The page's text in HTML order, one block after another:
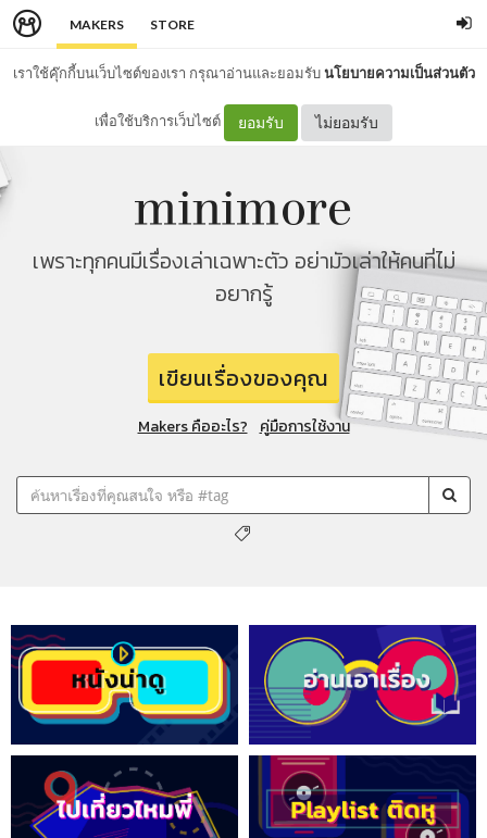
MAKERS STORE
เราใช้คุ๊กกี้บนเว็บไซต์ของเรา กรุณาอ่านและยอมรับนโยบายความเป็นส่วนตัว
เพื่อใช้บริการเว็บไซต์ ยอมรับ ไม่ยอมรับ
เพราะทุกคนมีเรื่องเล่าเฉพาะตัว อย่ามัวเล่าให้คนที่ไม่
อยากรู้
เขียนเรื่องของคุณ
Makers คืออะไร? คู่มือการใช้งาน